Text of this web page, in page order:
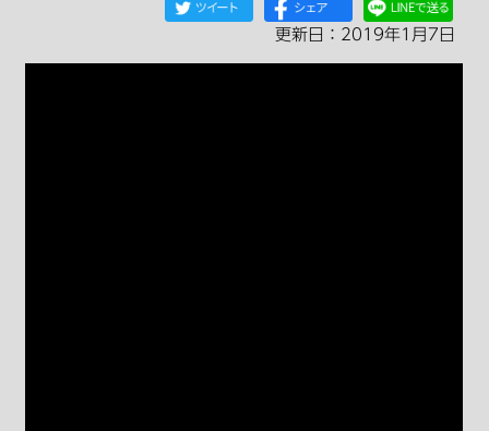
更新日：2019年1月7日